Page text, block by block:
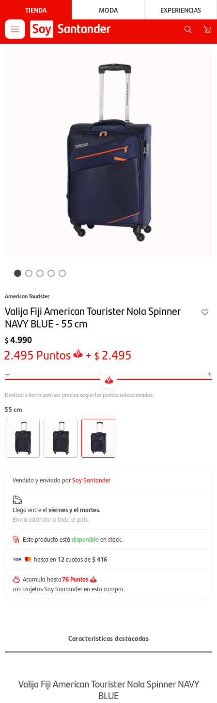
TIENDA MODA EXPERIENCIAS

American Tourister
Valija Fiji American Tourister Nola Spinner
NAVY BLUE - 55 cm
$ 4.990
2.495 Puntos + $ 2.495
- +
55 cm
Vendido y enviado porSoy Santander
Llega entre el viernes y el martes.
Envío estándar a todo el país.
Este producto está disponible en stock.
hasta en 12cuotas de$ 416
Acumula hasta76 Puntos
con tarjetas Soy Santander en esta compra.
Características destacadas
Valija Fiji American Tourister Nola Spinner NAVY
BLUE